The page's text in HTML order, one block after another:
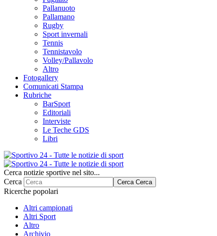
Pallanuoto
Pallamano
Rugby
Sport invernali
Tennis
Tennistavolo
Volley/Pallavolo
Altro
Fotogallery
Comunicati Stampa
Rubriche
BarSport
Editoriali
Interviste
Le Teche GDS
Libri
Cerca notizie sportive nel sito...
Cerca
Cerca Cerca
Ricerche popolari
Altri campionati
Altri Sport
Altro
Archivio